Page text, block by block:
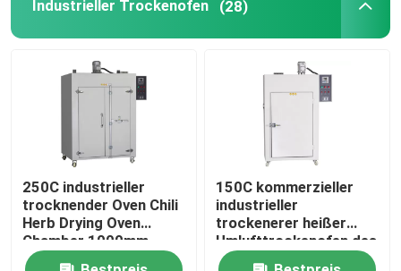
Blätteriges Luftströmungs-Kabinett
Biologische Sicherheitswerkbank
Vakuumtrockenofen
Industrieller Trockenofen (28)
250C industrieller
trocknender Oven Chili
Herb Drying Oven
Chamber 1000mm
150C kommerzieller
industrieller
trockenerer heißer
Umlufttrockenofen des
Ofen-5kw